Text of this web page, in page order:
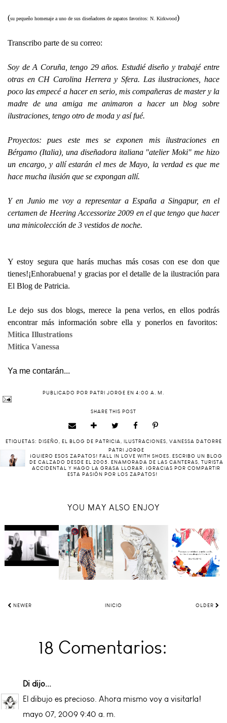
(su pequeño homenaje a uno de sus diseñadores de zapatos favoritos: N. Kirkwood)
Transcribo parte de su correo:
Soy de A Coruña, tengo 29 años. Estudié diseño y trabajé entre
otras en CH Carolina Herrera y Sfera. Las ilustraciones, hace
poco las empecé a hacer en serio, mis compañeras de master y la
madre de una amiga me animaron a hacer un blog sobre
ilustraciones, tengo otro de moda y así fué.
Proyectos: pues este mes se exponen mis ilustraciones en
Bérgamo (Italia), una diseñadora italiana "atelier Moki" me hizo
un encargo, y allí estarán el mes de Mayo, la verdad es que me
hace mucha ilusión que se expongan allí.
Y en Junio me voy a representar a España a Singapur, en el
certamen de Heering Accessorize 2009 en el que tengo que hacer
una minicolección de 3 vestidos de noche.
Y estoy segura que harás muchas más cosas con ese don que
tienes!¡Enhorabuena! y gracias por el detalle de la ilustración para
El Blog de Patricia.
Le dejo sus dos blogs, merece la pena verlos, en ellos podrás
encontrar más información sobre ella y ponerlos en favoritos:
Mitica Illustrations
Mitica Vanessa
Ya me contarán...
PUBLICADO POR PATRI JORGE EN 4:00 A. M.
SHARE THIS POST
ETIQUETAS: DISEÑO, EL BLOG DE PATRICIA, ILUSTRACIONES, VANESSA DATORRE
PATRI JORGE
¡QUIERO ESOS ZAPATOS! FALL IN LOVE WITH SHOES. ESCRIBO UN BLOG
DE CALZADO DESDE EL 2005. ENAMORADA DE LAS CANTERAS, TURISTA
ACCIDENTAL Y HAGO LA GRASA LLORAR. ¡GRACIAS POR COMPARTIR
ESTA PASIÓN POR LOS ZAPATOS!
YOU MAY ALSO ENJOY
NEWER INICIO OLDER
18 Comentarios:
Di dijo...
El dibujo es precioso. Ahora mismo voy a visitarla!
mayo 07, 2009 9:40 a. m.